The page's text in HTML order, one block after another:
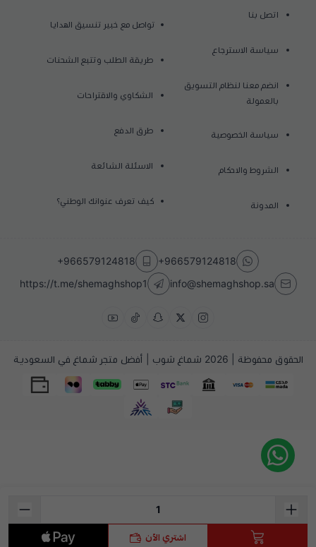
اشتري الآن
اتصل بنا
سياسة الاسترجاع
انضم معنا لنظام التسويق
بالعمولة
سياسة الخصوصية
الشروط والاحكام
المدونة
تواصل مع خبير تنسيق الهدايا
طريقة الطلب وتتبع الشحنات
الشكاوي والاقتراحات
طرق الدفع
الاسئلة الشائعة
كيف تعرف عنوانك الوطني؟
+966579124818
+966579124818
info@shemaghshop.sa
https://t.me/shemaghshop1
الحقوق محفوظة | 2026 شماغ شوب | أفضل متجر شماغ في السعودية